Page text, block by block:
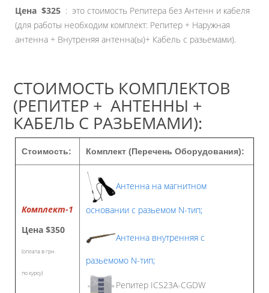
Цена $325 : это стоимость Репитера без Антенн и кабеля
(для работы необходим комплект: Репитер + Наружная
антенна + Внутреняя антенна(ы)+ Кабель с разьемами).
СТОИМОСТЬ КОМПЛЕКТОВ
(РЕПИТЕР + АНТЕННЫ +
КАБЕЛЬ С РАЗЬЕМАМИ):
Стоимость: Комплект (Перечень Оборудования):
Комплект-1
Цена $350
(оплата в грн.
по курсу)
Антенна на магнитном
основании с разьемом N-тип;
Антенна внутренняя с
разьемомо N-тип;
Репитер ICS23A-CGDW